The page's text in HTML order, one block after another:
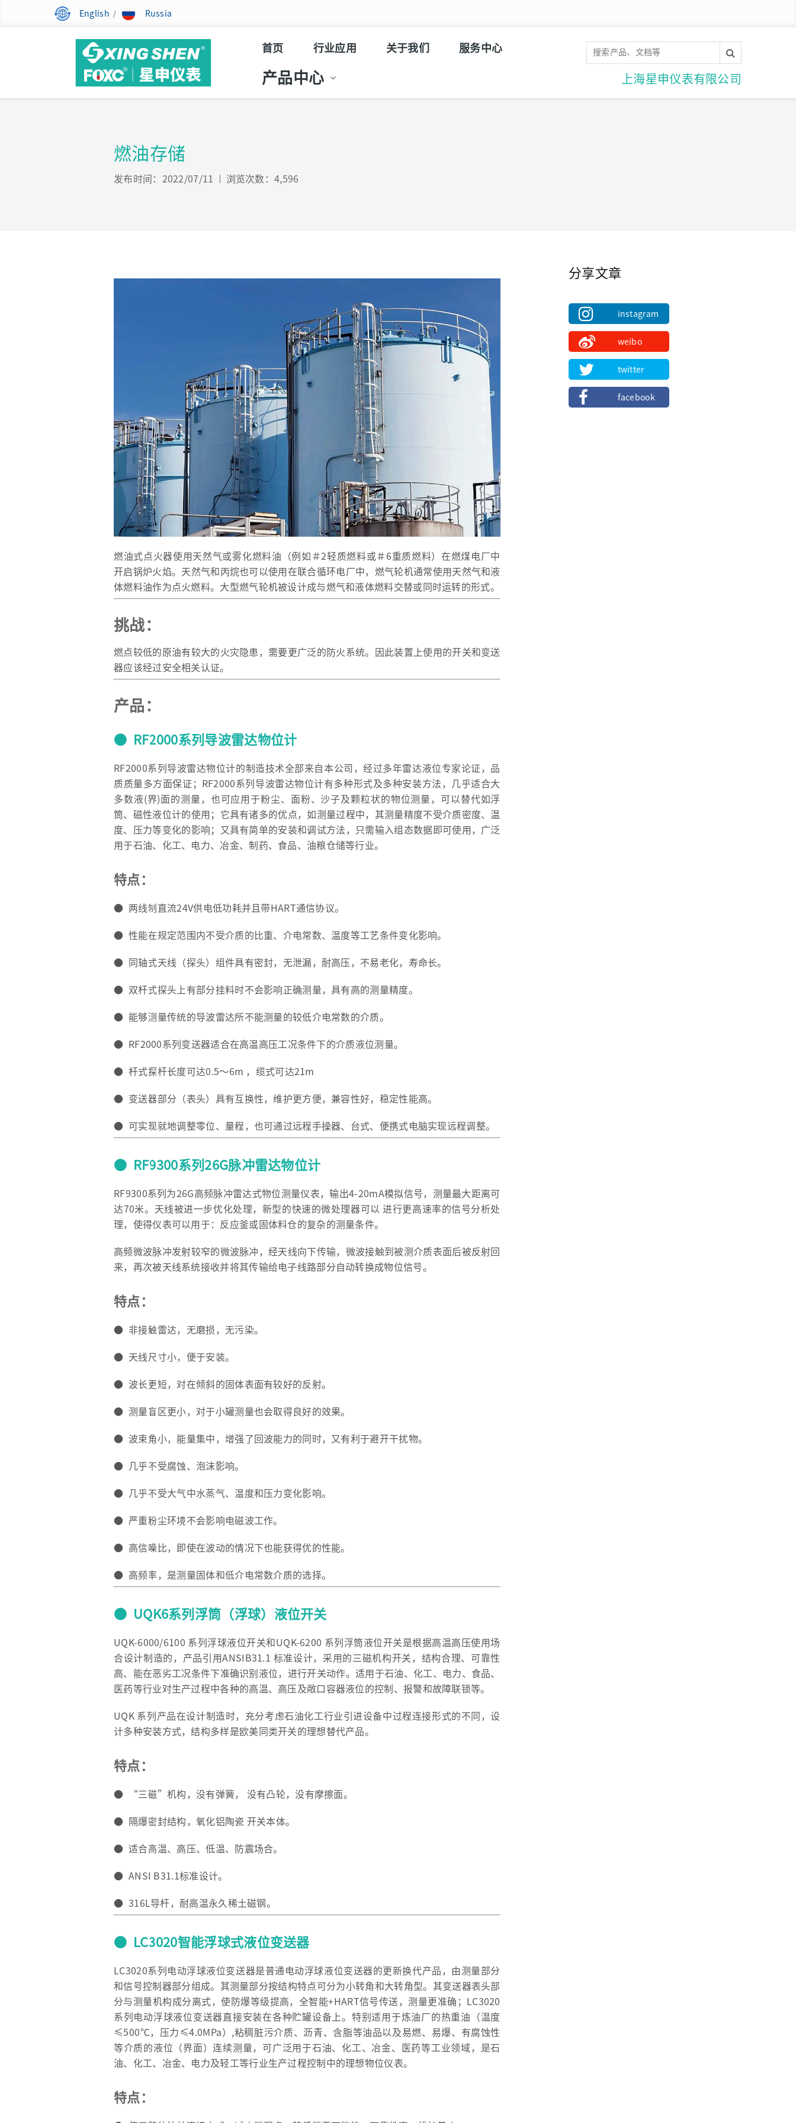
English / Russia
首页 行业应用 关于我们 服务中心
产品中心 上海星申仪表有限公司
燃油存储
发布时间：2022/07/11 浏览次数：4,596
燃油式点火器使用天然气或雾化燃料油（例如＃2轻质燃料或＃6重质燃料）在燃煤电厂中
开启锅炉火焰。天然气和丙烷也可以使用在联合循环电厂中，燃气轮机通常使用天然气和液
体燃料油作为点火燃料。大型燃气轮机被设计成与燃气和液体燃料交替或同时运转的形式。
挑战：
燃点较低的原油有较大的火灾隐患，需要更广泛的防火系统。因此装置上使用的开关和变送
器应该经过安全相关认证。
产品：
● RF2000系列导波雷达物位计
RF2000系列导波雷达物位计的制造技术全部来自本公司，经过多年雷达液位专家论证，品
质质量多方面保证；RF2000系列导波雷达物位计有多种形式及多种安装方法，几乎适合大
多数液(界)面的测量，也可应用于粉尘、面粉、沙子及颗粒状的物位测量，可以替代如浮
筒、磁性液位计的使用；它具有诸多的优点，如测量过程中，其测量精度不受介质密度、温
度、压力等变化的影响；又具有简单的安装和调试方法，只需输入组态数据即可使用，广泛
用于石油、化工、电力、冶金、制药、食品、油粮仓储等行业。
特点：
● 两线制直流24V供电低功耗并且带HART通信协议。
● 性能在规定范围内不受介质的比重、介电常数、温度等工艺条件变化影响。
● 同轴式天线（探头）组件具有密封，无泄漏，耐高压，不易老化，寿命长。
● 双杆式探头上有部分挂料时不会影响正确测量，具有高的测量精度。
● 能够测量传统的导波雷达所不能测量的较低介电常数的介质。
● RF2000系列变送器适合在高温高压工况条件下的介质液位测量。
● 杆式探杆长度可达0.5～6m ，缆式可达21m
● 变送器部分（表头）具有互换性，维护更方便，兼容性好，稳定性能高。
● 可实现就地调整零位、量程，也可通过远程手操器、台式、便携式电脑实现远程调整。
● RF9300系列26G脉冲雷达物位计
RF9300系列为26G高频脉冲雷达式物位测量仪表，输出4-20mA模拟信号，测量最大距离可
达70米。天线被进一步优化处理，新型的快速的微处理器可以 进行更高速率的信号分析处
理，使得仪表可以用于：反应釜或固体料仓的复杂的测量条件。
高频微波脉冲发射较窄的微波脉冲，经天线向下传输，微波接触到被测介质表面后被反射回
来，再次被天线系统接收并将其传输给电子线路部分自动转换成物位信号。
特点：
● 非接触雷达，无磨损，无污染。
● 天线尺寸小，便于安装。
● 波长更短，对在倾斜的固体表面有较好的反射。
● 测量盲区更小，对于小罐测量也会取得良好的效果。
● 波束角小，能量集中，增强了回波能力的同时，又有利于避开干扰物。
● 几乎不受腐蚀、泡沫影响。
● 几乎不受大气中水蒸气、温度和压力变化影响。
● 严重粉尘环境不会影响电磁波工作。
● 高信噪比，即使在波动的情况下也能获得优的性能。
● 高频率，是测量固体和低介电常数介质的选择。
● UQK6系列浮筒（浮球）液位开关
UQK-6000/6100 系列浮球液位开关和UQK-6200 系列浮筒液位开关是根据高温高压使用场
合设计制造的，产品引用ANSIB31.1 标准设计，采用的三磁机构开关，结构合理、可靠性
高、能在恶劣工况条件下准确识别液位，进行开关动作。适用于石油、化工、电力、食品、
医药等行业对生产过程中各种的高温、高压及敞口容器液位的控制、报警和故障联锁等。
UQK 系列产品在设计制造时，充分考虑石油化工行业引进设备中过程连接形式的不同，设
计多种安装方式，结构多样是欧美同类开关的理想替代产品。
特点：
● “三磁”机构，没有弹簧， 没有凸轮，没有摩擦面。
● 隔爆密封结构，氧化铝陶瓷 开关本体。
● 适合高温、高压、低温、防震场合。
● ANSI B31.1标准设计。
● 316L导杆，耐高温永久稀土磁钢。
● LC3020智能浮球式液位变送器
LC3020系列电动浮球液位变送器是普通电动浮球液位变送器的更新换代产品，由测量部分
和信号控制器部分组成。其测量部分按结构特点可分为小转角和大转角型。其变送器表头部
分与测量机构成分离式，使防爆等级提高，全智能+HART信号传送，测量更准确；LC3020
系列电动浮球液位变送器直接安装在各种贮罐设备上。特别适用于炼油厂的热重油（温度
≤500℃，压力≤4.0MPa）,粘稠脏污介质、沥青、含脂等油品以及易燃、易爆、有腐蚀性
等介质的液位（界面）连续测量，可广泛用于石油、化工、冶金、医药等工业领域，是石
油、化工、冶金、电力及轻工等行业生产过程控制中的理想物位仪表。
特点：
分享文章
instagram
weibo
twitter
facebook